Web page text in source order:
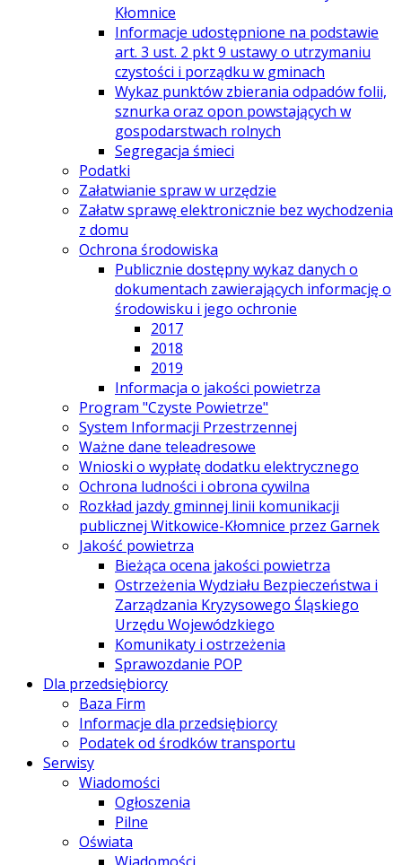
Kłomnice
Informacje udostępnione na podstawie
art. 3 ust. 2 pkt 9 ustawy o utrzymaniu
czystości i porządku w gminach
Wykaz punktów zbierania odpadów folii,
sznurka oraz opon powstających w
gospodarstwach rolnych
Segregacja śmieci
Podatki
Załatwianie spraw w urzędzie
Załatw sprawę elektronicznie bez wychodzenia
z domu
Ochrona środowiska
Publicznie dostępny wykaz danych o
dokumentach zawierających informację o
środowisku i jego ochronie
2017
2018
2019
Informacja o jakości powietrza
Program "Czyste Powietrze"
System Informacji Przestrzennej
Ważne dane teleadresowe
Wnioski o wypłatę dodatku elektrycznego
Ochrona ludności i obrona cywilna
Rozkład jazdy gminnej linii komunikacji
publicznej Witkowice-Kłomnice przez Garnek
Jakość powietrza
Bieżąca ocena jakości powietrza
Ostrzeżenia Wydziału Bezpieczeństwa i
Zarządzania Kryzysowego Śląskiego
Urzędu Wojewódzkiego
Komunikaty i ostrzeżenia
Sprawozdanie POP
Dla przedsiębiorcy
Baza Firm
Informacje dla przedsiębiorcy
Podatek od środków transportu
Serwisy
Wiadomości
Ogłoszenia
Pilne
Oświata